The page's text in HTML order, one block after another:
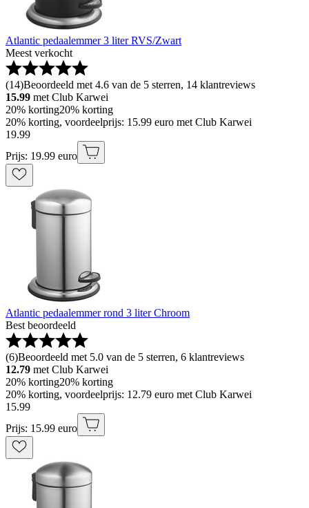
Atlantic pedaalemmer 3 liter RVS/Zwart
Meest verkocht
(14)Beoordeeld met 4.6 van de 5 sterren, 14 klantreviews
15.99 met Club Karwei
20% korting20% korting
20% korting, voordeelprijs: 15.99 euro met Club Karwei
19.99
Prijs: 19.99 euro
Atlantic pedaalemmer rond 3 liter Chroom
Best beoordeeld
(6)Beoordeeld met 5.0 van de 5 sterren, 6 klantreviews
12.79 met Club Karwei
20% korting20% korting
20% korting, voordeelprijs: 12.79 euro met Club Karwei
15.99
Prijs: 15.99 euro